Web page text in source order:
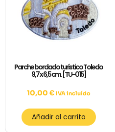
Parche bordado turístico Toledo
9,7 x 6,5 cm. [TU-015]
10,00 € IVA incluído
Añadir al carrito